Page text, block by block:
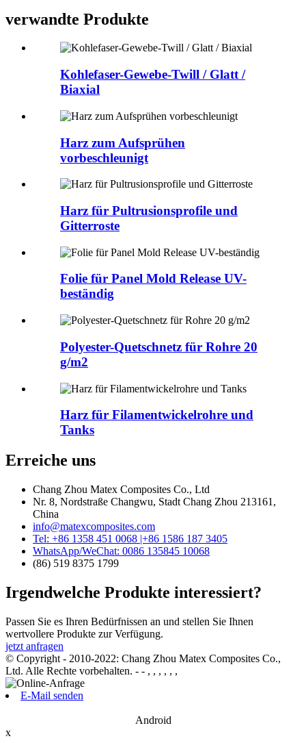
verwandte Produkte
Kohlefaser-Gewebe-Twill / Glatt /
Biaxial
Harz zum Aufsprühen
vorbeschleunigt
Harz für Pultrusionsprofile und
Gitterroste
Folie für Panel Mold Release UV-
beständig
Polyester-Quetschnetz für Rohre 20
g/m2
Harz für Filamentwickelrohre und
Tanks
Erreiche uns
Chang Zhou Matex Composites Co., Ltd
Nr. 8, Nordstraße Changwu, Stadt Chang Zhou 213161,
China
info@matexcomposites.com
Tel: +86 1358 451 0068 |+86 1586 187 3405
WhatsApp/WeChat: 0086 135845 10068
(86) 519 8375 1799
Irgendwelche Produkte interessiert?
Passen Sie es Ihren Bedürfnissen an und stellen Sie Ihnen
wertvollere Produkte zur Verfügung.
jetzt anfragen
© Copyright - 2010-2022: Chang Zhou Matex Composites Co.,
Ltd. Alle Rechte vorbehalten. - - , , , , , ,
E-Mail senden
Android
x